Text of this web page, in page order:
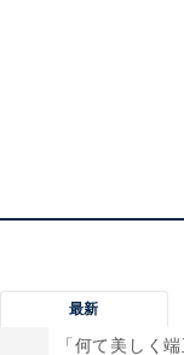
最新
「何て美しく